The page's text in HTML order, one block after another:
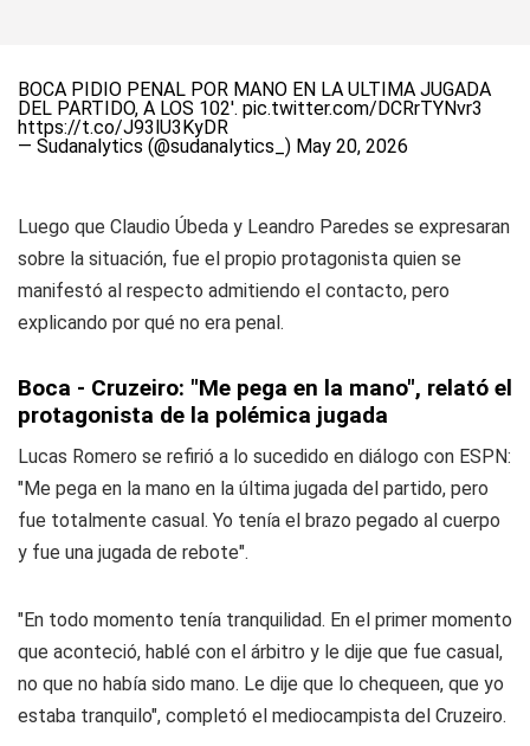
BOCA PIDIÓ PENAL POR MANO EN LA ÚLTIMA JUGADA
DEL PARTIDO, A LOS 102'. pic.twitter.com/DCRrTYNvr3
https://t.co/J93lU3KyDR
— Sudanalytics (@sudanalytics_) May 20, 2026
Luego que Claudio Úbeda y Leandro Paredes se expresaran
sobre la situación, fue el propio protagonista quien se
manifestó al respecto admitiendo el contacto, pero
explicando por qué no era penal.
Boca - Cruzeiro: "Me pega en la mano", relató el
protagonista de la polémica jugada
Lucas Romero se refirió a lo sucedido en diálogo con ESPN:
"Me pega en la mano en la última jugada del partido, pero
fue totalmente casual. Yo tenía el brazo pegado al cuerpo
y fue una jugada de rebote".
"En todo momento tenía tranquilidad. En el primer momento
que aconteció, hablé con el árbitro y le dije que fue casual,
no que no había sido mano. Le dije que lo chequeen, que yo
estaba tranquilo", completó el mediocampista del Cruzeiro.